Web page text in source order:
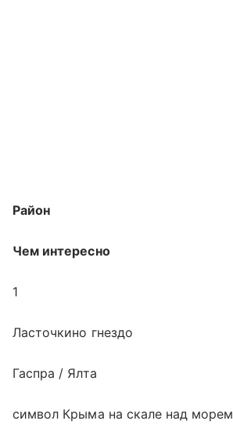
Район
Чем интересно
1
Ласточкино гнездо
Гаспра / Ялта
символ Крыма на скале над морем